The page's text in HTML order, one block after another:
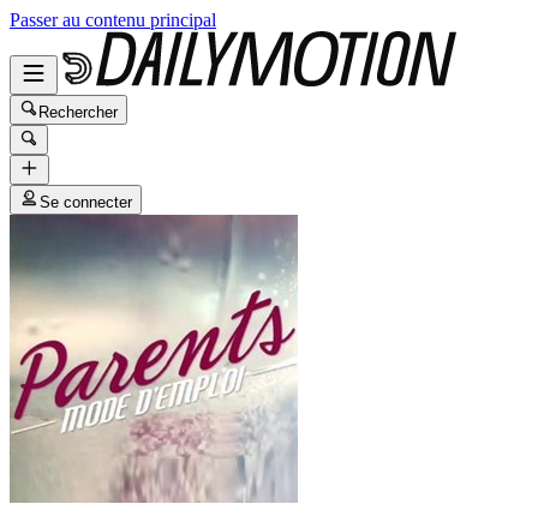
Passer au contenu principal
Rechercher
Se connecter